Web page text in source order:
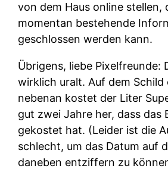
von dem Haus online stellen,
momentan bestehende
geschlossen werden kann.
Übrigens, liebe Pixelfreunde:
wirklich uralt. Auf dem Schild
nebenan kostet der Liter
gut zwei Jahre her, dass das
gekostet hat. (Leider ist die
schlecht, um das Datum auf
daneben entziffern zu